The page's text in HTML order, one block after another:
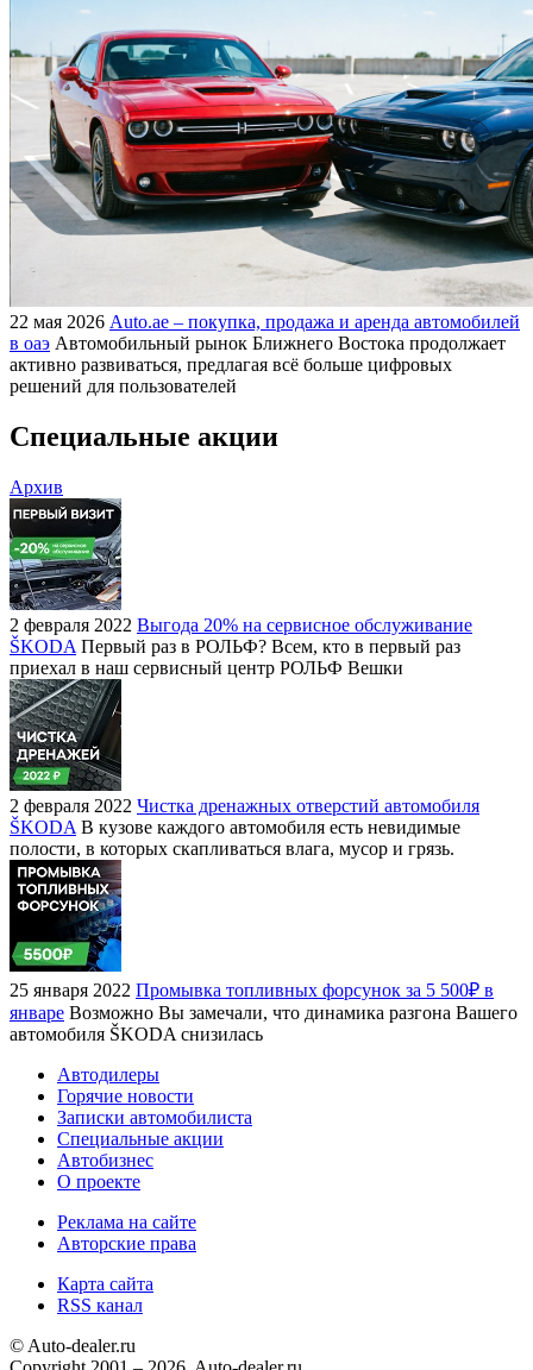
22 мая 2026 Auto.ae – покупка, продажа и аренда автомобилей
в оаэ Автомобильный рынок Ближнего Востока продолжает
активно развиваться, предлагая всё больше цифровых
решений для пользователей
Специальные акции
Архив
2 февраля 2022 Выгода 20% на сервисное обслуживание
ŠKODA Первый раз в РОЛЬФ? Всем, кто в первый раз
приехал в наш сервисный центр РОЛЬФ Вешки
2 февраля 2022 Чистка дренажных отверстий автомобиля
ŠKODA В кузове каждого автомобиля есть невидимые
полости, в которых скапливаться влага, мусор и грязь.
25 января 2022 Промывка топливных форсунок за 5 500₽ в
январе Возможно Вы замечали, что динамика разгона Вашего
автомобиля ŠKODA снизилась
Автодилеры
Горячие новости
Записки автомобилиста
Специальные акции
Автобизнес
О проекте
Реклама на сайте
Авторские права
Карта сайта
RSS канал
© Auto-dealer.ru